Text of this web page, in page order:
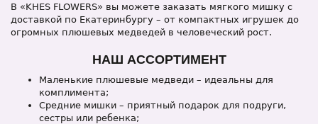
В «KHES FLOWERS» вы можете заказать мягкого мишку с
доставкой по Екатеринбургу – от компактных игрушек до
огромных плюшевых медведей в человеческий рост.
НАШ АССОРТИМЕНТ
Маленькие плюшевые медведи – идеальны для
комплимента;
Средние мишки – приятный подарок для подруги,
сестры или ребенка;